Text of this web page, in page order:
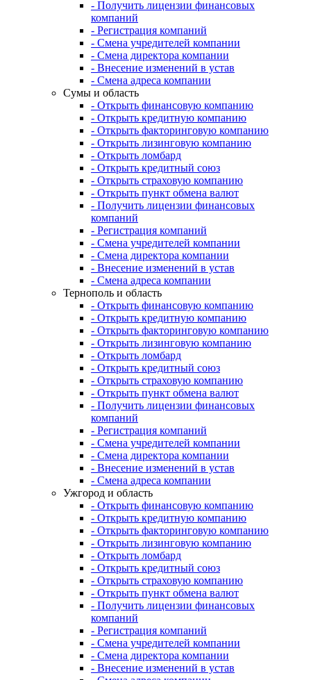
- Получить лицензии финансовых
компаний
- Регистрация компаний
- Смена учредителей компании
- Смена директора компании
- Внесение изменений в устав
- Смена адреса компании
Сумы и область
- Открыть финансовую компанию
- Открыть кредитную компанию
- Открыть факторинговую компанию
- Открыть лизинговую компанию
- Открыть ломбард
- Открыть кредитный союз
- Открыть страховую компанию
- Открыть пункт обмена валют
- Получить лицензии финансовых
компаний
- Регистрация компаний
- Смена учредителей компании
- Смена директора компании
- Внесение изменений в устав
- Смена адреса компании
Тернополь и область
- Открыть финансовую компанию
- Открыть кредитную компанию
- Открыть факторинговую компанию
- Открыть лизинговую компанию
- Открыть ломбард
- Открыть кредитный союз
- Открыть страховую компанию
- Открыть пункт обмена валют
- Получить лицензии финансовых
компаний
- Регистрация компаний
- Смена учредителей компании
- Смена директора компании
- Внесение изменений в устав
- Смена адреса компании
Ужгород и область
- Открыть финансовую компанию
- Открыть кредитную компанию
- Открыть факторинговую компанию
- Открыть лизинговую компанию
- Открыть ломбард
- Открыть кредитный союз
- Открыть страховую компанию
- Открыть пункт обмена валют
- Получить лицензии финансовых
компаний
- Регистрация компаний
- Смена учредителей компании
- Смена директора компании
- Внесение изменений в устав